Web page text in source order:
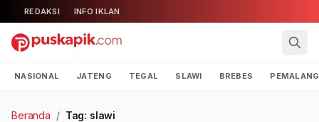
REDAKSI INFO IKLAN
NASIONAL JATENG TEGAL SLAWI BREBES PEMALANG
Beranda / Tag: slawi